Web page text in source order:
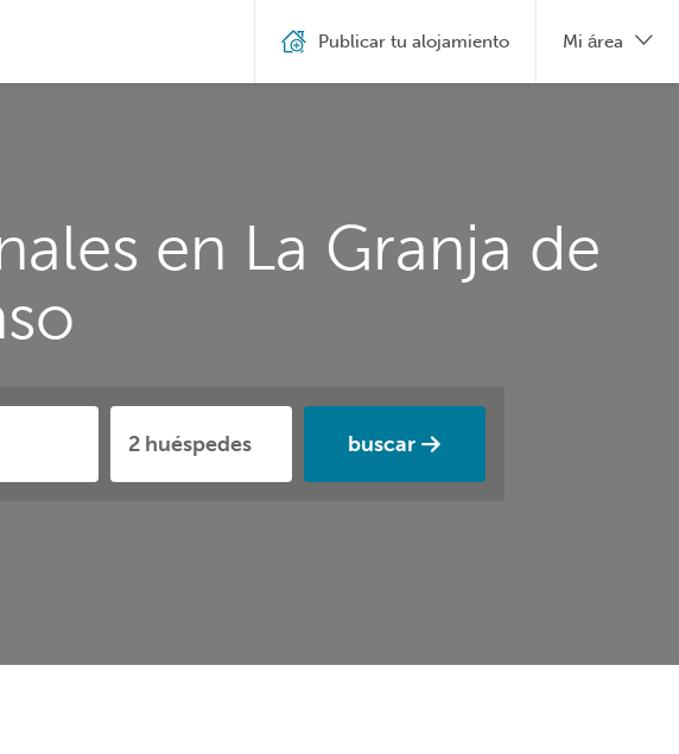
en La Granja de
buscar
Publicar tu alojamiento Mi área